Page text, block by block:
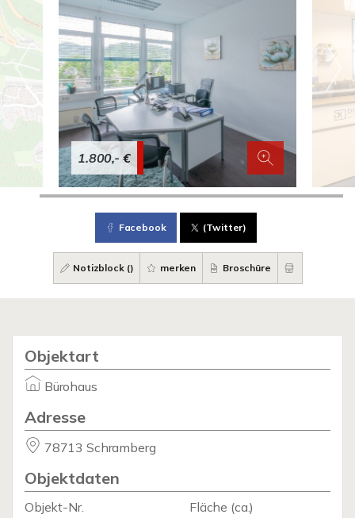
1.800,- €
Facebook (Twitter)
Notizblock () merken Broschüre
Objektart
Bürohaus
Adresse
78713 Schramberg
Objektdaten
Objekt-Nr.
Fläche (ca.)